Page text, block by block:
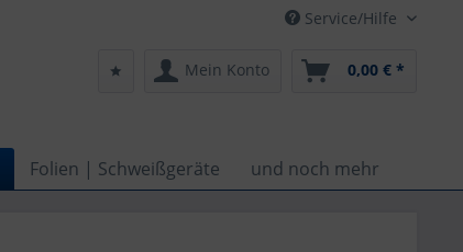
Service/Hilfe
Mein Konto 0,00 € *
Folien | Schweißgeräte und noch mehr